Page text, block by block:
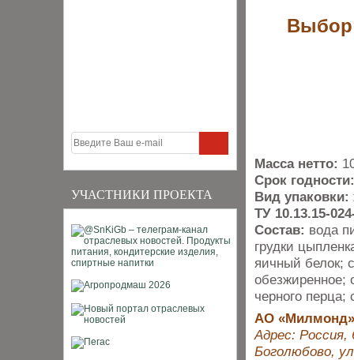
УЧАСТНИКИ ПРОЕКТА
Выбор
Масса нетто:
Срок
Вид упаковки:
ТУ 10.13.15-
Состав: вода
грудки
яичный белок;
обезжиренное;
черного
AО «Милмонд»
Адрес: Россия,
Боголюбово,